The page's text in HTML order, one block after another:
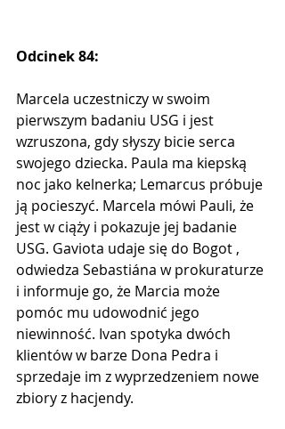
Odcinek 84:
Marcela uczestniczy w swoim
pierwszym badaniu USG i jest
wzruszona, gdy słyszy bicie serca
swojego dziecka. Paula ma kiepską
noc jako kelnerka; Lemarcus próbuje
ją pocieszyć. Marcela mówi Pauli, że
jest w ciąży i pokazuje jej badanie
USG. Gaviota udaje się do Bogot ,
odwiedza Sebastiána w prokuraturze
i informuje go, że Marcia może
pomóc mu udowodnić jego
niewinność. Ivan spotyka dwóch
klientów w barze Dona Pedra i
sprzedaje im z wyprzedzeniem nowe
zbiory z hacjendy.